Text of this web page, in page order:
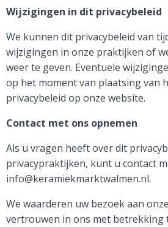
Wijzigingen in dit privacybeleid
We kunnen dit privacybeleid van
wijzigingen in onze praktijken of
weer te geven. Eventuele
op het moment van plaatsing van
privacybeleid op onze website.
Contact met ons opnemen
Als u vragen heeft over dit
privacypraktijken, kunt u contact
info@keramiekmarktwalmen.nl.
We waarderen uw bezoek aan
vertrouwen in ons met betrekking